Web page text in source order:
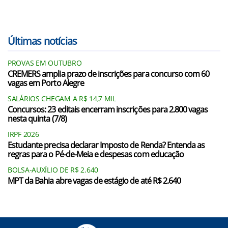
Últimas notícias
PROVAS EM OUTUBRO
CREMERS amplia prazo de inscrições para concurso com 60
vagas em Porto Alegre
SALÁRIOS CHEGAM A R$ 14,7 MIL
Concursos: 23 editais encerram inscrições para 2.800 vagas
nesta quinta (7/8)
IRPF 2026
Estudante precisa declarar Imposto de Renda? Entenda as
regras para o Pé-de-Meia e despesas com educação
BOLSA-AUXÍLIO DE R$ 2.640
MPT da Bahia abre vagas de estágio de até R$ 2.640